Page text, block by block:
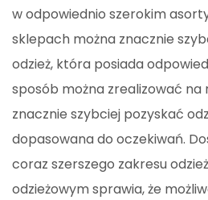
w odpowiednio szerokim
sklepach można znacznie
odzież, która posiada
sposób można zrealizować na
znacznie szybciej pozyskać
dopasowana do oczekiwań.
coraz szerszego zakresu
odzieżowym sprawia, że